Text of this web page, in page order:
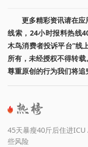
更多精彩资讯请在应
线索，24小时报料热线
木鸟消费者投诉平台”线
所有，未经授权不得转
尊重原创的行为我们将追
45天暴瘦40斤后住进
些风险